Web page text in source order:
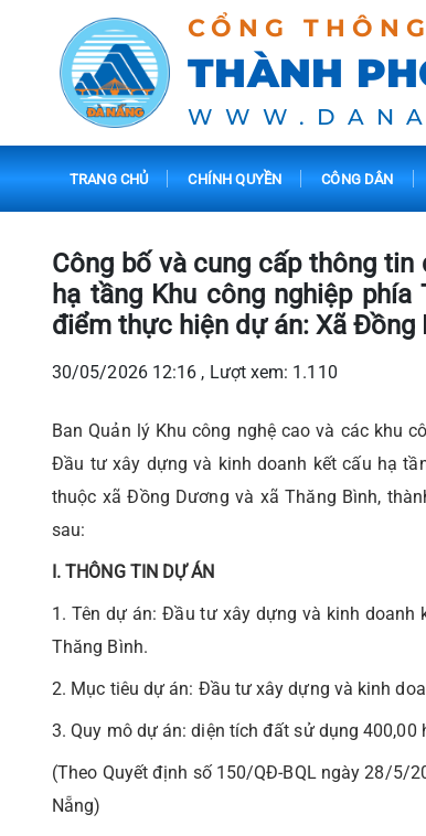
CỔNG
THÀNH
TRANG CHỦ CHÍNH QUYỀN CÔNG DÂN
Công bố và cung cấp thông
hạ tầng Khu công nghiệp
điểm thực hiện dự án: Xã Đồng
30/05/2026 12:16 , Lượt xem: 1.110
Ban Quản lý Khu công nghệ cao và các khu
Đầu tư xây dựng và kinh doanh kết cấu hạ
thuộc xã Đồng Dương và xã Thăng Bình,
sau:
I. THÔNG TIN DỰ ÁN
1. Tên dự án: Đầu tư xây dựng và kinh doanh
Thăng Bình.
2. Mục tiêu dự án: Đầu tư xây dựng và kinh
3. Quy mô dự án: diện tích đất sử dụng 400,00
(Theo Quyết định số 150/QĐ-BQL ngày 28/5/
Nẵng)